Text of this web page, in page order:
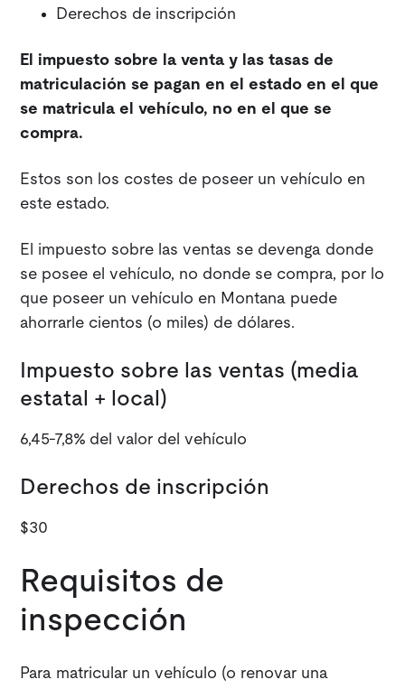
Derechos de inscripción
El impuesto sobre la venta y las tasas de
matriculación se pagan en el estado en el que
se matricula el vehículo, no en el que se
compra.
Estos son los costes de poseer un vehículo en
este estado.
El impuesto sobre las ventas se devenga donde
se posee el vehículo, no donde se compra, por lo
que poseer un vehículo en Montana puede
ahorrarle cientos (o miles) de dólares.
Impuesto sobre las ventas (media
estatal + local)
6,45-7,8% del valor del vehículo
Derechos de inscripción
$30
Requisitos de
inspección
Para matricular un vehículo (o renovar una